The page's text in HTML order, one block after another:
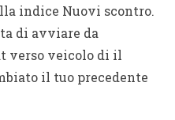
indice Nuovi scontro.
di avviare da
verso veicolo di il
il tuo precedente